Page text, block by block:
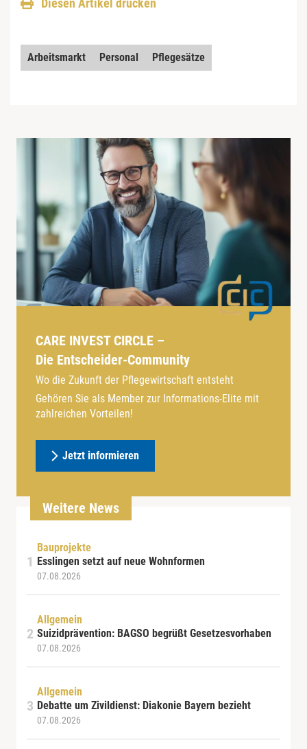
Diesen Artikel drucken
Arbeitsmarkt Personal Pflegesätze
CARE INVEST CIRCLE –
Die Entscheider-Community
Wo die Zukunft der Pflegewirtschaft entsteht
Gehören Sie als Member zur Informations-Elite mit
zahlreichen Vorteilen!
Jetzt informieren
Weitere News
Bauprojekte
Esslingen setzt auf neue Wohnformen
07.08.2026
Allgemein
Suizidprävention: BAGSO begrüßt Gesetzesvorhaben
07.08.2026
Allgemein
Debatte um Zivildienst: Diakonie Bayern bezieht
07.08.2026